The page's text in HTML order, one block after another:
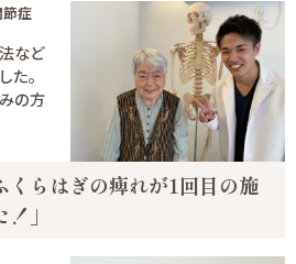
症
など
た。
の方
くらはぎの痺れが1回目の施
」